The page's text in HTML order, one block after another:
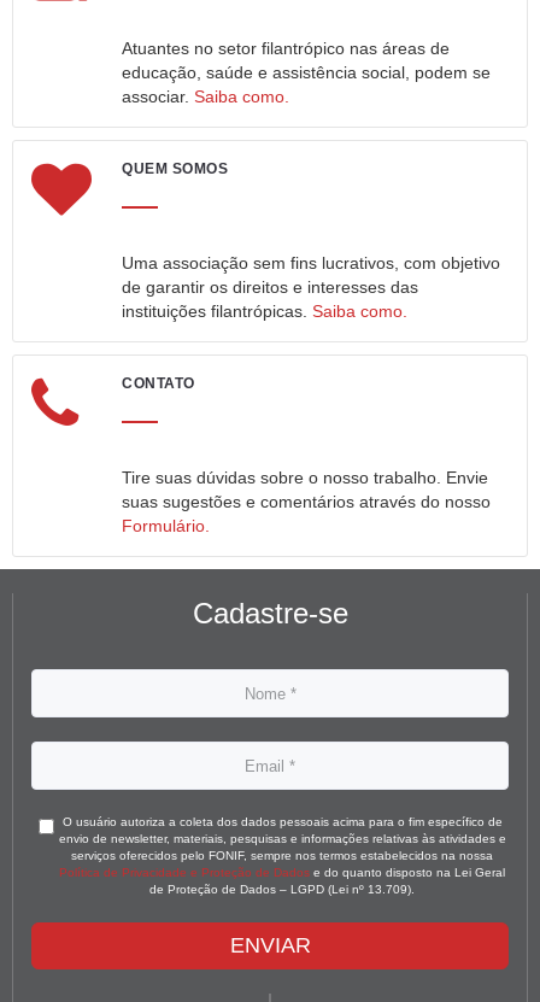
Atuantes no setor filantrópico nas áreas de
educação, saúde e assistência social, podem se
associar. Saiba como.
QUEM SOMOS
Uma associação sem fins lucrativos, com objetivo
de garantir os direitos e interesses das
instituições filantrópicas. Saiba como.
CONTATO
Tire suas dúvidas sobre o nosso trabalho. Envie
suas sugestões e comentários através do nosso
Formulário.
Cadastre-se
O usuário autoriza a coleta dos dados pessoais acima para o fim específico de
envio de newsletter, materiais, pesquisas e informações relativas às atividades e
serviços oferecidos pelo FONIF, sempre nos termos estabelecidos na nossa
Política de Privacidade e Proteção de Dados e do quanto disposto na Lei Geral
de Proteção de Dados – LGPD (Lei nº 13.709).
ENVIAR